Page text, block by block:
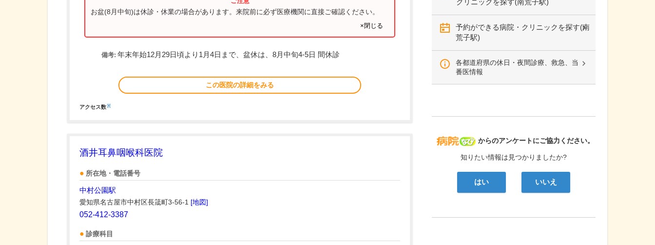
お盆(8月中旬)は休診・休業の場合があります。来院前に必ず医療機関に直接ご確認ください。
×閉じる
備考: 年末年始12月29日頃より1月4日まで、盆休は、8月中旬4-5日 間休診
この医院の詳細をみる
アクセス数※
酒井耳鼻咽喉科医院
所在地・電話番号
中村公園駅
愛知県名古屋市中村区長筬町3-56-1 [地図]
052-412-3387
診療科目
クリニックを探す(南荒子駅)
予約ができる病院・クリニックを探す(南
荒子駅)
各都道府県の休日・夜間診療、救急、当
番医情報
病院なび
からのアンケートにご協力ください。
知りたい情報は見つかりましたか?
はい いいえ